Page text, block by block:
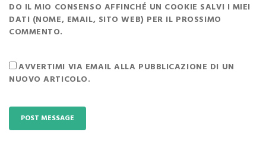
DO IL MIO CONSENSO AFFINCHÉ UN COOKIE SALVI I MIEI
DATI (NOME, EMAIL, SITO WEB) PER IL PROSSIMO
COMMENTO.
AVVERTIMI VIA EMAIL ALLA PUBBLICAZIONE DI UN
NUOVO ARTICOLO.